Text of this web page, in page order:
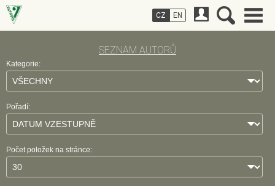
SEZNAM AUTORŮ
Kategorie:
Pořadí:
Počet položek na stránce:
CZ EN